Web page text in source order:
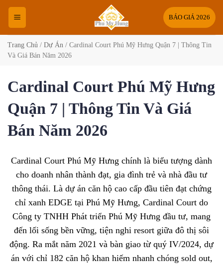
Bỏ
nội
dung
BÁO GIÁ 2026
Trang Chủ / Dự Án / Cardinal Court Phú Mỹ Hưng Quận 7 | Thông Tin
Và Giá Bán Năm 2026
Cardinal Court Phú Mỹ Hưng
Quận 7 | Thông Tin Và Giá
Bán Năm 2026
Cardinal Court Phú Mỹ Hưng chính là biểu tượng dành
cho doanh nhân thành đạt, gia đình trẻ và nhà đầu tư
thông thái. Là dự án căn hộ cao cấp đầu tiên đạt chứng
chỉ xanh EDGE tại Phú Mỹ Hưng, Cardinal Court do
Công ty TNHH Phát triển Phú Mỹ Hưng đầu tư, mang
đến lối sống bền vững, tiện nghi resort giữa đô thị sôi
động. Ra mắt năm 2021 và bàn giao từ quý IV/2024, dự
án với chỉ 182 căn hộ khan hiếm nhanh chóng sold out,